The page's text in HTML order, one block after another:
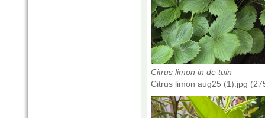
Citrus limon in de tuin
Citrus limon aug25 (1).jpg